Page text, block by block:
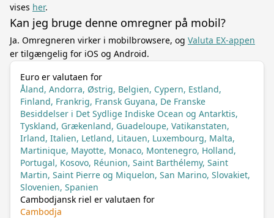
vises her.
Kan jeg bruge denne omregner på mobil?
Ja. Omregneren virker i mobilbrowsere, og Valuta EX-appen
er tilgængelig for iOS og Android.
Euro er valutaen for
Åland, Andorra, Østrig, Belgien, Cypern, Estland,
Finland, Frankrig, Fransk Guyana, De Franske
Besiddelser i Det Sydlige Indiske Ocean og Antarktis,
Tyskland, Grækenland, Guadeloupe, Vatikanstaten,
Irland, Italien, Letland, Litauen, Luxembourg, Malta,
Martinique, Mayotte, Monaco, Montenegro, Holland,
Portugal, Kosovo, Réunion, Saint Barthélemy, Saint
Martin, Saint Pierre og Miquelon, San Marino, Slovakiet,
Slovenien, Spanien
Cambodjansk riel er valutaen for
Cambodja